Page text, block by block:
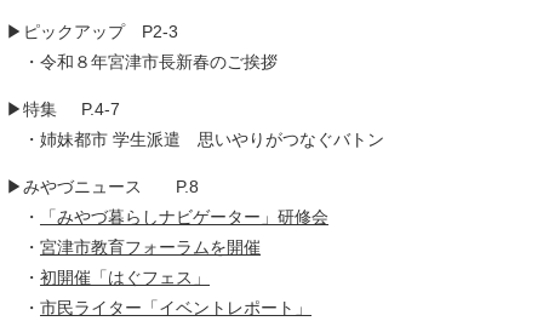
▶ピックアップ P2-3
・令和８年宮津市長新春のご挨拶
▶特集 P.4-7
​ ・姉妹都市 学生派遣 思いやりがつなぐバトン
▶みやづニュース P.8
​ ・
「みやづ暮らしナビゲーター」研修会
・ 宮津市教育フォーラムを開催
・ 初開催「はぐフェス」
・ 市民ライター「イベントレポート」